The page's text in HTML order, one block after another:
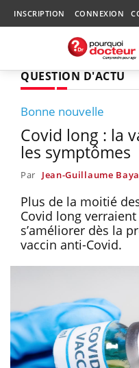
INSCRIPTION CONNEXION
QUESTION D'ACTU
Bonne nouvelle
Covid long : la
les symptômes
Par Jean-Guillaume
Plus de la moitié
Covid long
s’améliorer dès la
vaccin anti-Covid.